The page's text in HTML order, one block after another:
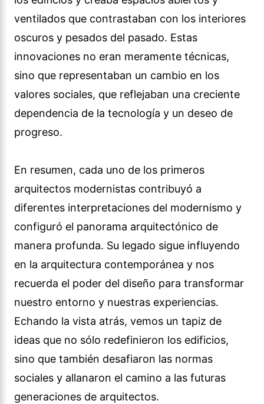
ventilados que contrastaban con los interiores
oscuros y pesados del pasado. Estas
innovaciones no eran meramente técnicas,
sino que representaban un cambio en los
valores sociales, que reflejaban una creciente
dependencia de la tecnología y un deseo de
progreso.
En resumen, cada uno de los primeros
arquitectos modernistas contribuyó a
diferentes interpretaciones del modernismo y
configuró el panorama arquitectónico de
manera profunda. Su legado sigue influyendo
en la arquitectura contemporánea y nos
recuerda el poder del diseño para transformar
nuestro entorno y nuestras experiencias.
Echando la vista atrás, vemos un tapiz de
ideas que no sólo redefinieron los edificios,
sino que también desafiaron las normas
sociales y allanaron el camino a las futuras
generaciones de arquitectos.